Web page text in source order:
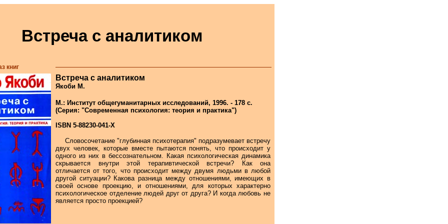
Встреча с аналитиком
книг
Встреча с аналитиком
Якоби М.
М.: Институт общегуманитарных исследований, 1996. - 178 с.
(Серия: "Современная психология: теория и практика")
ISBN 5-88230-041-Х
Словосочетание "глубинная психотерапия" подразумевает встречу
двух человек, которые вместе пытаются понять, что происходит у
одного из них в бессознательном. Какая психологическая динамика
скрывается внутри этой терапивтической встречи? Как она
отличается от того, что происходит между двумя людьми в любой
другой ситуации? Какова разница между отношениями, имеющих в
своей основе проекцию, и отношениями, для которых характерно
психологическое отделение людей друг от друга? И когда любовь не
является просто проекцией?